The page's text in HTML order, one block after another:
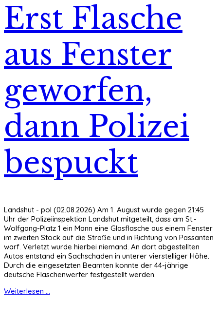
Erst Flasche
aus Fenster
geworfen,
dann Polizei
bespuckt
Landshut - pol (02.08.2026) Am 1. August wurde gegen 21:45
Uhr der Polizeiinspektion Landshut mitgeteilt, dass am St.-
Wolfgang-Platz 1 ein Mann eine Glasflasche aus einem Fenster
im zweiten Stock auf die Straße und in Richtung von Passanten
warf. Verletzt wurde hierbei niemand. An dort abgestellten
Autos entstand ein Sachschaden in unterer vierstelliger Höhe.
Durch die eingesetzten Beamten konnte der 44-jährige
deutsche Flaschenwerfer festgestellt werden.
Weiterlesen ...